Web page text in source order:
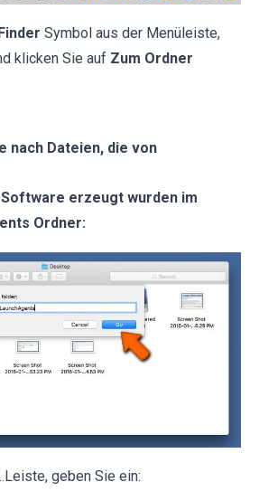
Symbol aus der Menüleiste,
klicken Sie auf Zum Ordner
nach Dateien, die von
erzeugt wurden im
Ordner:
geben Sie ein: